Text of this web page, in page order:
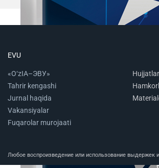
EVU
«O‘zIA–ЭВУ»
Tahrir kengashi
Jurnal haqida
Vakansiyalar
Fuqarolar murojaati
Hujjatlar
Любое воспроизведение или использование выдержек